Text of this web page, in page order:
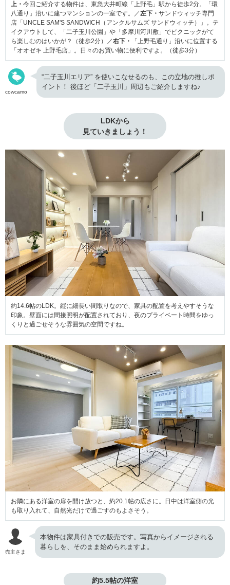
上・ 今回ご紹介する物件は、東急大井町線「上野毛」駅から徒歩2分。「環
八通り」沿いに建つマンションの一室です。／左下・ サンドウィッチ専門
店「UNCLE SAM'S SANDWICH（アンクルサムズ サンドウィッチ）」。テ
イクアウトして、「二子玉川公園」や「多摩川河川敷」でピクニックがて
ら楽しむのはいかが？（徒歩2分）／右下・
「上野毛通り」沿いに位置する
「オオゼキ 上野毛店」。日々のお買い物に便利ですよ。（徒歩3分）
cowcamo
“二子玉川エリア” を使いこなせるのも、この立地の推しポ
イント！ 後ほど「二子玉川」周辺もご紹介しますね♪
LDKから
見ていきましょう！
約14.6帖のLDK。縦に細長い間取りなので、家具の配置を考えやすそうな
印象。壁面には間接照明が配置されており、夜のプライベート時間をゆっ
くりと過ごせそうな雰囲気の空間ですね。
お隣にある洋室の扉を開け放つと、約20.1帖の広さに。日中は洋室側の光
も取り入れて、自然光だけで過ごすのもよさそう。
売主さま
本物件は家具付きでの販売です。写真からイメージされる
暮らしを、そのまま始められますよ。
約5.5帖の洋室